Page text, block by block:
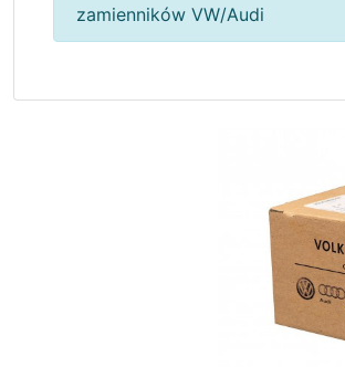
zamienników VW/Audi